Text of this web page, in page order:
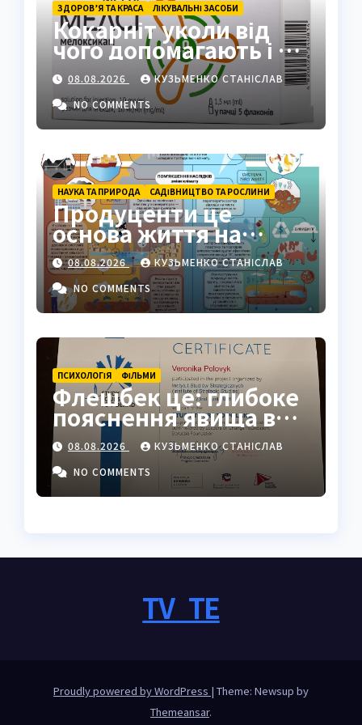
ЗДОРОВ’Я ТА КРАСА ЛІКУВАЛЬНІ ЗАСОБИ
Кокарніт уколи від
чого допомагають і як
працюють
08.08.2026
КУЗЬМЕНКО СТАНІСЛАВ
NO COMMENTS
НАУКА ТА ПРИРОДА САДІВНИЦТВО ТА РОСЛИНИ
Продуценти це
основа життя на
Землі: повний гід
08.08.2026
КУЗЬМЕНКО СТАНІСЛАВ
NO COMMENTS
ПСИХОЛОГІЯ ФІЛЬМИ
Флешбек це: глибоке
пояснення явища в
психології, кіно та
житті
08.08.2026
КУЗЬМЕНКО СТАНІСЛАВ
NO COMMENTS
TV_TE
Proudly powered by WordPress | Theme: Newsup by
Themeansar.